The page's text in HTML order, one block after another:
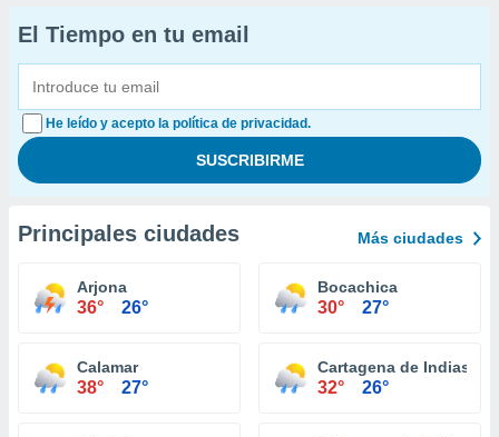
El Tiempo en tu email
He leído y acepto la política de privacidad.
Principales ciudades Más ciudades
Arjona
36° 26°
Bocachica
30° 27°
Calamar
38° 27°
Cartagena de Indias
32° 26°